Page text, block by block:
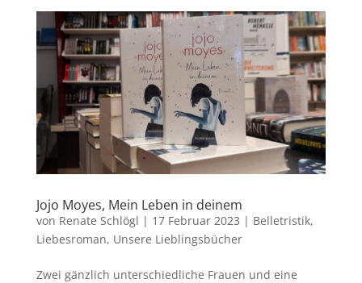
Jojo Moyes, Mein Leben in deinem
von Renate Schlögl | 17 Februar 2023 | Belletristik,
Liebesroman, Unsere Lieblingsbücher
Zwei gänzlich unterschiedliche Frauen und eine